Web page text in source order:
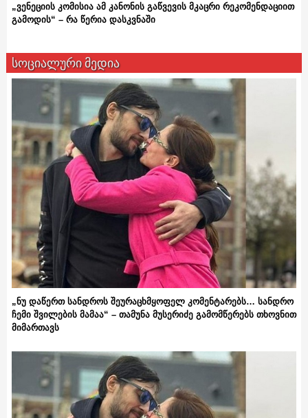
„ვენეციის კომისია ამ კანონის გაწვევის მკაცრი რეკომენდაციით
გამოდის“ – რა წერია დასკვნაში
სოციალური მედია
„ნუ დაწერთ სანდროს შეურაცხმყოფელ კომენტარებს… სანდრო
ჩემი შვილების მამაა“ – თამუნა მუსერიძე გამომწერებს თხოვნით
მიმართავს